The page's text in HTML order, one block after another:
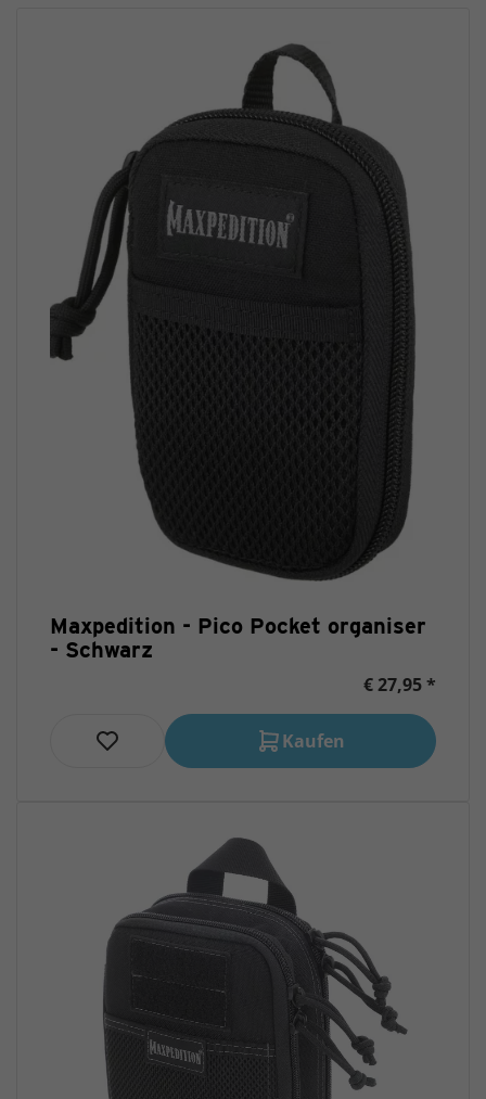
Maxpedition - Pico Pocket organiser
- Schwarz
€ 27,95 *
Kaufen